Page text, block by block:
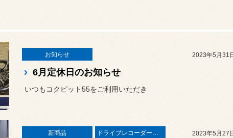
お知らせ 2023年5月31
6月定休日のお知らせ
いつもコクピット55をご利用いただき
新商品 ドライブレコーダー・レーダー 2023年5月27